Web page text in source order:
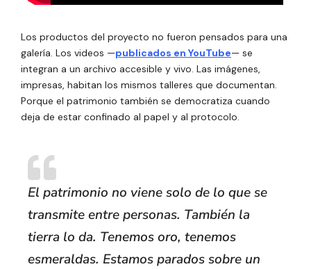
Los productos del proyecto no fueron pensados para una
galería. Los videos —publicados en YouTube— se
integran a un archivo accesible y vivo. Las imágenes,
impresas, habitan los mismos talleres que documentan.
Porque el patrimonio también se democratiza cuando
deja de estar confinado al papel y al protocolo.
El patrimonio no viene solo de lo que se
transmite entre personas. También la
tierra lo da. Tenemos oro, tenemos
esmeraldas. Estamos parados sobre un